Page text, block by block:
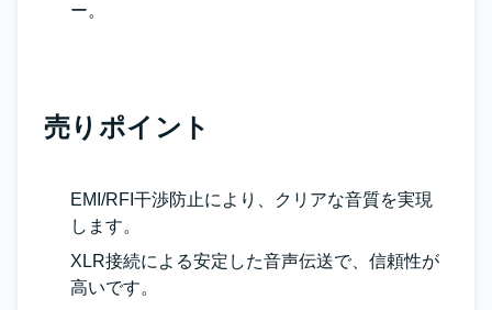
ー。
売りポイント
EMI/RFI干渉防止により、クリアな音質を実現
します。
XLR接続による安定した音声伝送で、信頼性が
高いです。